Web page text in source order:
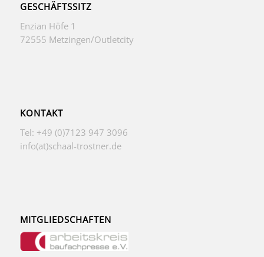
GESCHÄFTSSITZ
Enzian Höfe 1
72555 Metzingen/Outletcity
KONTAKT
Tel: +49 (0)7123 947 3096
info(at)schaal-trostner.de
MITGLIEDSCHAFTEN